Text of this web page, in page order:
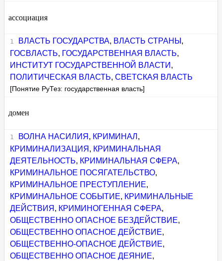
ассоциация
ВЛАСТЬ ГОСУДАРСТВА, ВЛАСТЬ СТРАНЫ ,
ГОСВЛАСТЬ, ГОСУДАРСТВЕННАЯ ВЛАСТЬ,
ИНСТИТУТ ГОСУДАРСТВЕННОЙ ВЛАСТИ ,
ПОЛИТИЧЕСКАЯ ВЛАСТЬ,СВЕТСКАЯ ВЛАСТЬ
[Понятие РуТез: государственная власть]
домен
ВОЛНА НАСИЛИЯ , КРИМИНАЛ ,
КРИМИНАЛИЗАЦИЯ , КРИМИНАЛЬНАЯ
ДЕЯТЕЛЬНОСТЬ, КРИМИНАЛЬНАЯ СФЕРА,
КРИМИНАЛЬНОЕ ПОСЯГАТЕЛЬСТВО,
КРИМИНАЛЬНОЕ ПРЕСТУПЛЕНИЕ,
КРИМИНАЛЬНОЕ СОБЫТИЕ, КРИМИНАЛЬНЫЕ
ДЕЙСТВИЯ , КРИМИНОГЕННАЯ СФЕРА,
ОБЩЕСТВЕННО ОПАСНОЕ БЕЗДЕЙСТВИЕ,
ОБЩЕСТВЕННО ОПАСНОЕ ДЕЙСТВИЕ,
ОБЩЕСТВЕННО-ОПАСНОЕ ДЕЙСТВИЕ,
ОБЩЕСТВЕННО ОПАСНОЕ ДЕЯНИЕ,